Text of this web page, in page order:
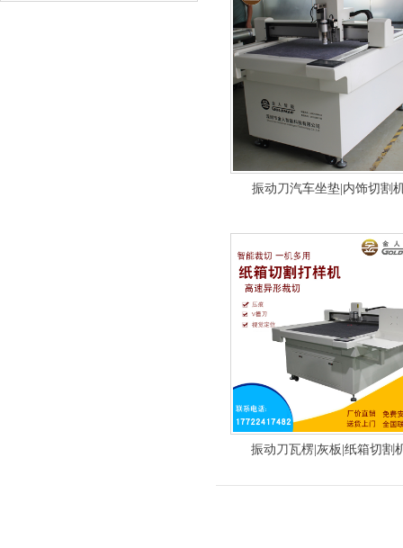
振动刀汽车坐垫|内饰切割
振动刀瓦楞|灰板|纸箱切割